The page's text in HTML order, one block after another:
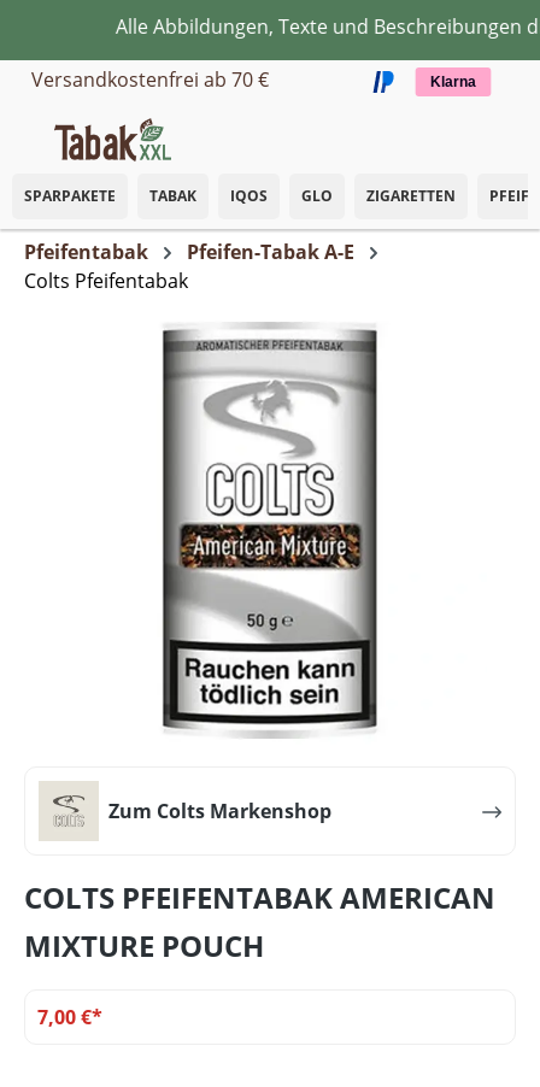
Zum Hauptinhalt springen
Alle Abbildungen, Texte und Beschreibungen
Versandkostenfrei ab 70 €
Klarna
SPARPAKETE TABAK IQOS GLO ZIGARETTEN
Pfeifentabak
Pfeifen-Tabak A-E
Colts Pfeifentabak
Zum Colts Markenshop
COLTS PFEIFENTABAK AMERICAN
MIXTURE POUCH
7,00 €*